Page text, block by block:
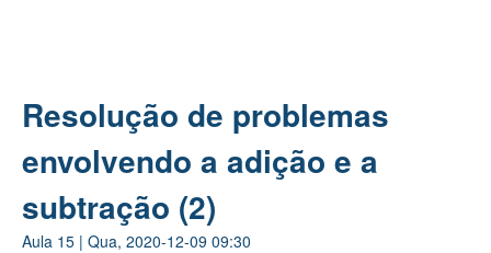
Resolução de problemas
envolvendo a adição e a
subtração (2)
Aula 15 | Qua, 2020-12-09 09:30